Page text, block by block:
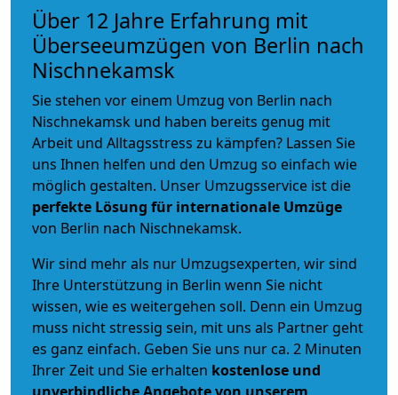
Über 12 Jahre Erfahrung mit
Überseeumzügen von Berlin nach
Nischnekamsk
Sie stehen vor einem Umzug von Berlin nach
Nischnekamsk und haben bereits genug mit
Arbeit und Alltagsstress zu kämpfen? Lassen Sie
uns Ihnen helfen und den Umzug so einfach wie
möglich gestalten. Unser Umzugsservice ist die
perfekte Lösung für internationale Umzüge
von Berlin nach Nischnekamsk.
Wir sind mehr als nur Umzugsexperten, wir sind
Ihre Unterstützung in Berlin wenn Sie nicht
wissen, wie es weitergehen soll. Denn ein Umzug
muss nicht stressig sein, mit uns als Partner geht
es ganz einfach. Geben Sie uns nur ca. 2 Minuten
Ihrer Zeit und Sie erhalten kostenlose und